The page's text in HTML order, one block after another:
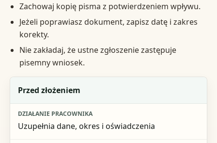
Zachowaj kopię pisma z potwierdzeniem wpływu.
Jeżeli poprawiasz dokument, zapisz datę i zakres
korekty.
Nie zakładaj, że ustne zgłoszenie zastępuje
pisemny wniosek.
Etap
Działanie pracownika
Co sprawdza pracodawca
Przed złożeniem
Uzupełnia dane, okres i oświadczenia